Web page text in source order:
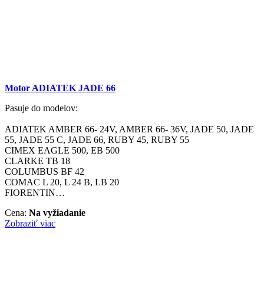
Motor ADIATEK JADE 66
Pasuje do modelov:
ADIATEK AMBER 66- 24V, AMBER 66- 36V, JADE 50, JADE
55, JADE 55 C, JADE 66, RUBY 45, RUBY 55
CIMEX EAGLE 500, EB 500
CLARKE TB 18
COLUMBUS BF 42
COMAC L 20, L 24 B, LB 20
FIORENTIN…
Cena: Na vyžiadanie
Zobraziť viac